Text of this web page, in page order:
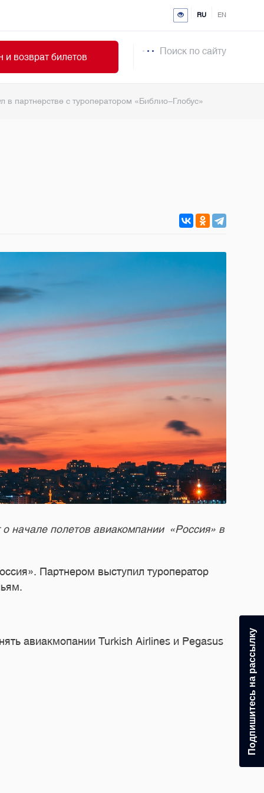
RU EN
и возврат билетов
Поиск по сайту
в партнерстве с туроператором «‎Библио-Глобус»
начале полетов авиакомпании «Россия» в
Партнером выступил туроператор
авиакмопании Turkish Airlines и Pegasus
Подпишитесь на рассылку